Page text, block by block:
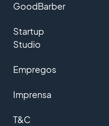
GoodBarber
Startup
Studio
Empregos
Imprensa
T&C